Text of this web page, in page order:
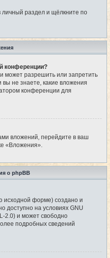
личный раздел и щёлкните по
конференции?
может разрешить или запретить
не знаете, какие вложения
конференции для
вложений, перейдите в ваш
«Вложения».
о phpBB
исходной форме) создано и
доступно на условиях GNU
2.0) и может свободно
подробных сведений